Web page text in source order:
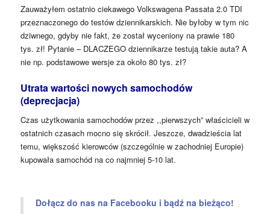
Zauważyłem ostatnio ciekawego Volkswagena Passata 2.0 TDI
przeznaczonego do testów dziennikarskich. Nie byłoby w tym nic
dziwnego, gdyby nie fakt, że został wyceniony na prawie 180
tys. zł! Pytanie – DLACZEGO dziennikarze testują takie auta? A
nie np. podstawowe wersje za około 80 tys. zł?
Utrata wartości nowych samochodów
(deprecjacja)
Czas użytkowania samochodów przez ,,pierwszych” właścicieli w
ostatnich czasach mocno się skrócił. Jeszcze, dwadzieścia lat
temu, większość kierowców (szczególnie w zachodniej Europie)
kupowała samochód na co najmniej 5-10 lat.
Dołącz do nas na Facebooku i bądź na bieżąco!